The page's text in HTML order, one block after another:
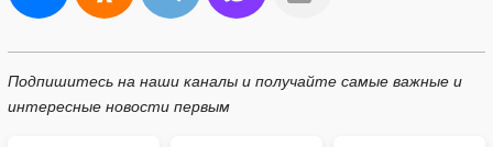
Подпишитесь на наши каналы и получайте самые важные и
интересные новости первым